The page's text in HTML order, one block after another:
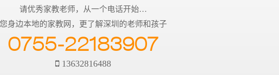
请优秀家教老师，从一个电话开始…
您身边本地的家教网，更了解深圳的老师和孩子
0755-22183907
13632816488